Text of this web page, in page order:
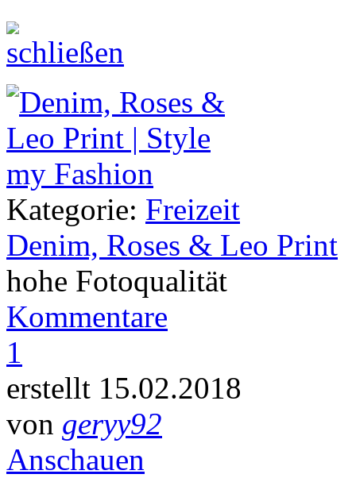
Kategorie: Freizeit
Denim, Roses & Leo Print
hohe Fotoqualität
Kommentare
1
erstellt 15.02.2018
von geryy92
Anschauen